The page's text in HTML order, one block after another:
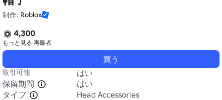
制作: Roblox
4,300
もっと見る 再販者
買う
取引可能
はい
保留期間
はい
タイプ
Head Accessories